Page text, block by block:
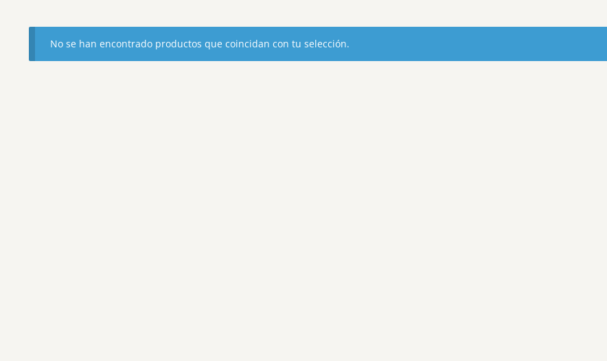
No se han encontrado productos que coincidan con tu selección.